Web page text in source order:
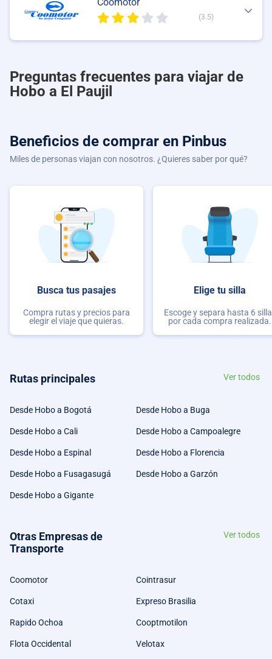
(3.5)
Preguntas frecuentes para viajar de
Hobo a El Paujil
Beneficios de comprar en Pinbus
Miles de personas viajan con nosotros. ¿Quieres saber por qué?
Busca tus pasajes
Compra rutas y precios para
elegir el viaje que quieras.
Elige tu silla
Escoge y separa hasta 6
por cada compra realizada.
Rutas principales Ver todos
Desde Hobo a Bogotá Desde Hobo a Buga
Desde Hobo a Cali Desde Hobo a Campoalegre
Desde Hobo a Espinal Desde Hobo a Florencia
Desde Hobo a Fusagasugá Desde Hobo a Garzón
Desde Hobo a Gigante
Otras Empresas de
Transporte
Ver todos
Coomotor Cointrasur
Cotaxi Expreso Brasilia
Rapido Ochoa Cooptmotilon
Flota Occidental Velotax